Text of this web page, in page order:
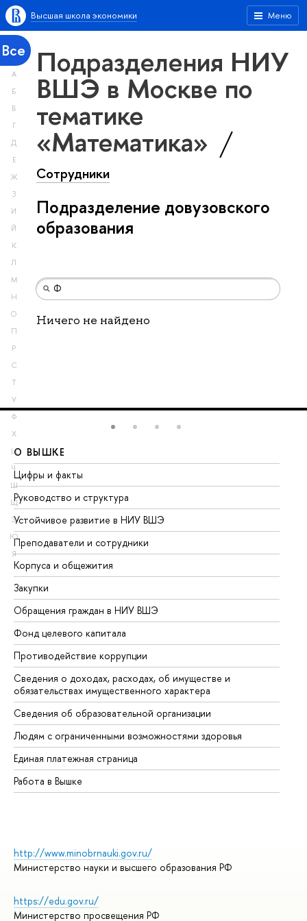
Меню
Высшая школа экономики
Все
А
Б
В
Г
Д
Е
Ж
З
И
Й
К
Л
М
Н
О
П
Р
С
Т
У
Ф
Х
Ц
Ч
Ш
Щ
Э
Ю
Я
Подразделения НИУ
ВШЭ в Москве по
тематике
«Математика»
Сотрудники
Подразделение довузовского
образования
Ничего не найдено
О ВЫШКЕ
Цифры и факты
Руководство и структура
Устойчивое развитие в НИУ ВШЭ
Преподаватели и сотрудники
Корпуса и общежития
Закупки
Обращения граждан в НИУ ВШЭ
Фонд целевого капитала
Противодействие коррупции
Сведения о доходах, расходах, об имуществе и
обязательствах имущественного характера
Сведения об образовательной организации
Людям с ограниченными возможностями здоровья
Единая платежная страница
Работа в Вышке
http://www.minobrnauki.gov.ru/
Министерство науки и высшего образования РФ
https://edu.gov.ru/
Министерство просвещения РФ